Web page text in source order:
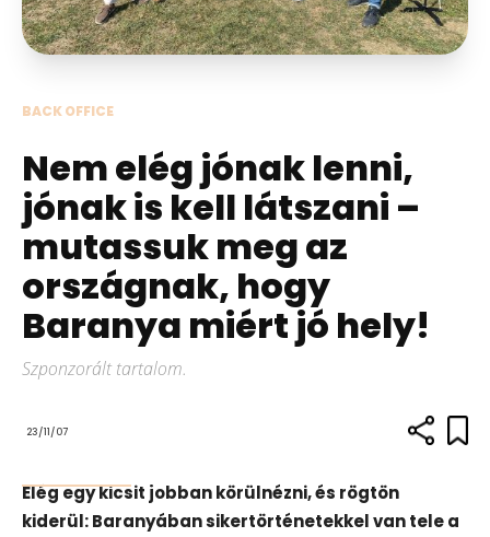
BACK OFFICE
Nem elég jónak lenni,
jónak is kell látszani –
mutassuk meg az
országnak, hogy
Baranya miért jó hely!
Szponzorált tartalom.
23/11/07
Elég egy kicsit jobban körülnézni, és rögtön
kiderül: Baranyában sikertörténetekkel van tele a